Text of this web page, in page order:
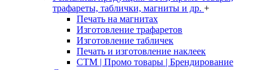
трафареты, таблички, магниты и др. +
Печать на магнитах
Изготовление трафаретов
Изготовление табличек
Печать и изготовление наклеек
CTM | Промо товары | Брендирование